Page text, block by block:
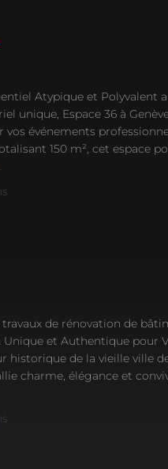
Atypique et Polyvalent
unique, Espace 36 à
événements
150 m², cet espace
travaux de rénovation de
Unique et Authentique pour
de la vieille ville de
charme, élégance et